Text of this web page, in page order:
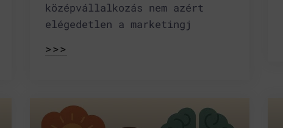
középvállalkozás nem azért
elégedetlen a marketingj
>>>